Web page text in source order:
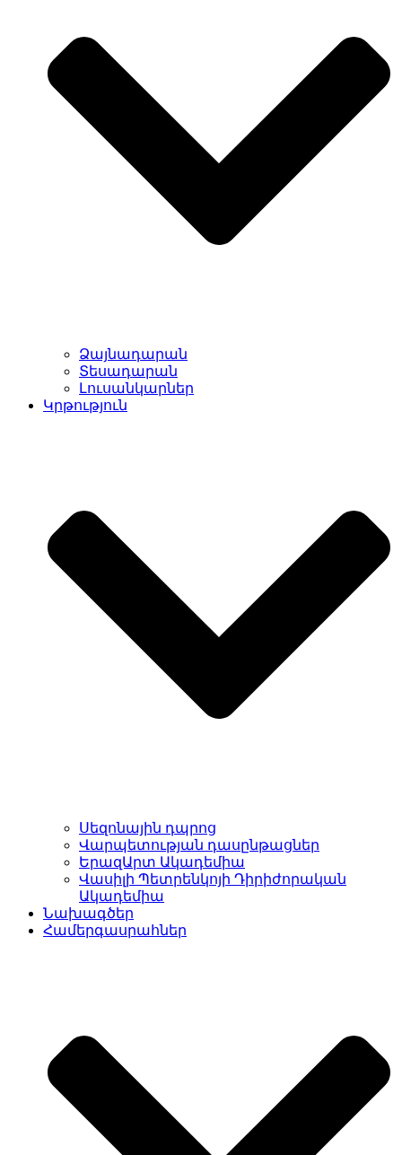
Ձայնադարան
Տեսադարան
Լուսանկարներ
Կրթություն
Սեզոնային դպրոց
Վարպետության դասընթացներ
ԵրազԱրտ Ակադեմիա
Վասիլի Պետրենկոյի Դիրիժորական
Ակադեմիա
Նախագծեր
Համերգասրահներ